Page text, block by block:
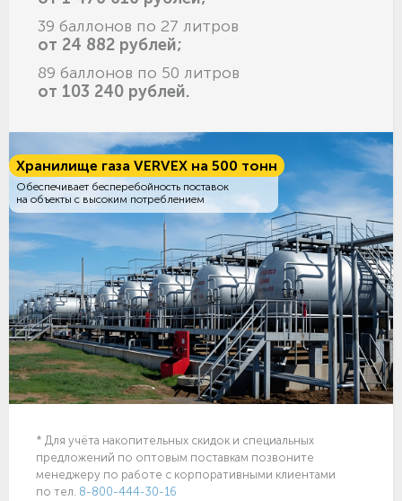
39 баллонов по 27 литров
от 24 882 рублей;
89 баллонов по 50 литров
от 103 240 рублей.
Хранилище газа VERVEX на 500 тонн
Обеспечивает бесперебойность поставок
на объекты с высоким потреблением
* Для учёта накопительных скидок и специальных
предложений по оптовым поставкам позвоните
менеджеру по работе с корпоративными клиентами
по тел. 8-800-444-30-16